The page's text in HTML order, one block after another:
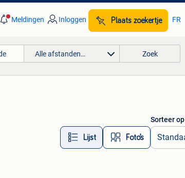
Meldingen Inloggen Plaats zoekertje FR
Alle afstanden… Zoek
Lijst Foto’s
Sorteer op